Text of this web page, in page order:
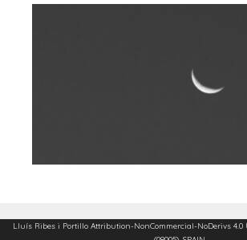
Lluís Ribes i Portillo Attribution-NonCommercial-NoDerivs 4.0